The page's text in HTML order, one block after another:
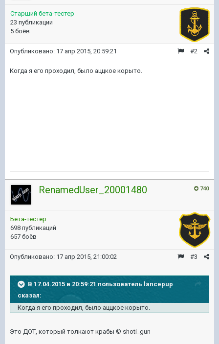
Старший бета-тестер
23 публикации
5 боёв
#2
Опубликовано: 17 апр 2015, 20:59:21
Когда я его проходил, было аццкое корыто.
740
RenamedUser_20001480
Бета-тестер
698 публикаций
657 боёв
#3
Опубликовано: 17 апр 2015, 21:00:02
В 17.04.2015 в 20:59:21 пользователь lancepup
сказал:
Когда я его проходил, было аццкое корыто.
Это ДОТ, который толкают крабы © shoti_gun